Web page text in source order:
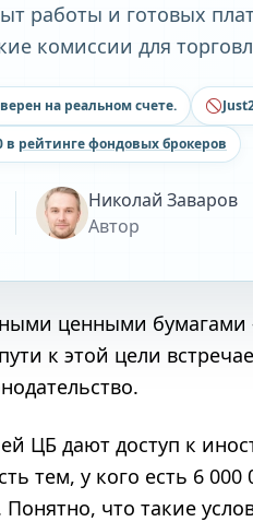
работы и готовых
комиссии для
на реальном счете.
в рейтинге фондовых брокеров
Николай Заваров
Автор
ценными
к этой цели
ЦБ дают доступ к
тем, у кого есть 6
что такие